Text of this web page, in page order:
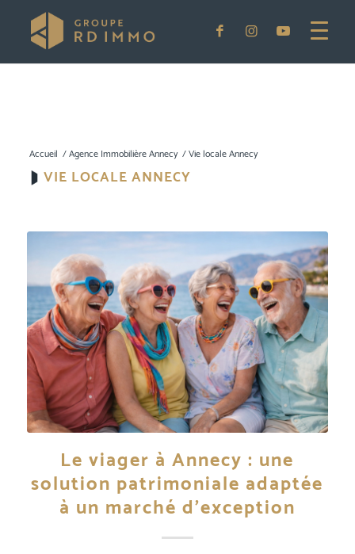
Accueil /Agence Immobilière Annecy /Vie locale Annecy
VIE LOCALE ANNECY
Le viager à Annecy : une
solution patrimoniale adaptée
à un marché d’exception